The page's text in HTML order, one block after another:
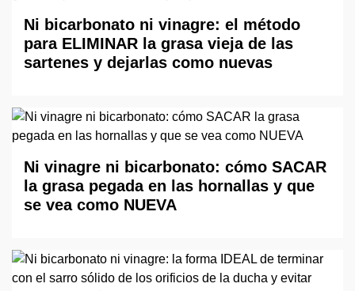
Ni bicarbonato ni vinagre: el método
para ELIMINAR la grasa vieja de las
sartenes y dejarlas como nuevas
Ni vinagre ni bicarbonato: cómo SACAR
la grasa pegada en las hornallas y que
se vea como NUEVA